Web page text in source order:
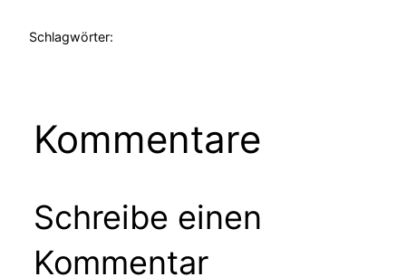
Schlagwörter:
Kommentare
Schreibe einen
Kommentar